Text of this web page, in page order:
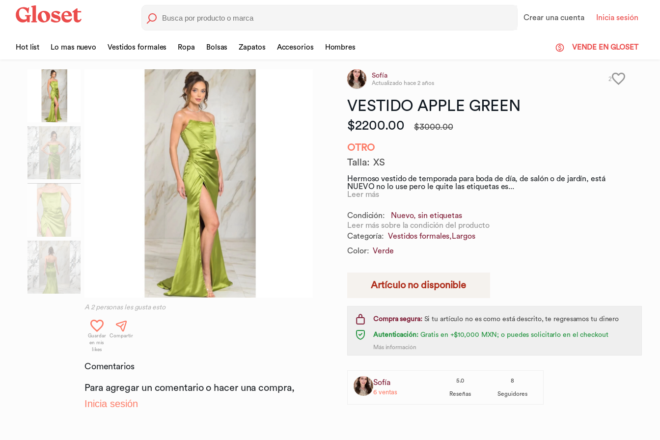
Crear una cuenta Inicia sesión
Hot list Lo mas nuevo Vestidos formales Ropa Bolsas Zapatos Accesorios Hombres VENDE EN GLOSET
A 2personas les gusta esto
Guardar
en mis
likes
Compartir
Comentarios
Para agregar un comentario o hacer una compra,
Inicia sesión
Sofía
Actualizado hace 2 años
2
VESTIDO APPLE GREEN
$2200.00 $3000.00
OTRO
Talla: XS
Hermoso vestido de temporada para boda de día, de salón o de jardín, está
NUEVO no lo use pero le quite las etiquetas es...
Leer más
Condición:
Nuevo, sin etiquetas
Leer más sobre la condición del producto
Categoría: Vestidos formales, Largos
Color: Verde
Artículo no disponible
Compra segura:Si tu artículo no es como está descrito, te regresamos tu dinero
Autenticación:Gratis en +$10,000 MXN; o puedes solicitarlo en el checkout
Más información
Sofía
6 ventas
5.0
Reseñas
8
Seguidores